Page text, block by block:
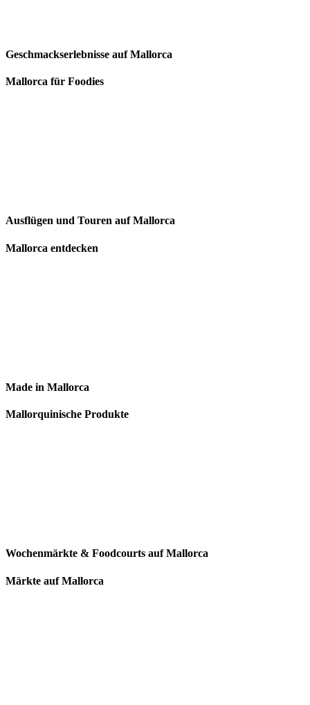
Geschmackserlebnisse auf Mallorca
Mallorca für Foodies
Ausflügen und Touren auf Mallorca
Mallorca entdecken
Made in Mallorca
Mallorquinische Produkte
Wochenmärkte & Foodcourts auf Mallorca
Märkte auf Mallorca